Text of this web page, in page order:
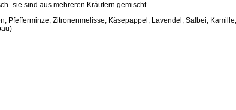
sie sind aus mehreren Kräutern gemischt.
Pfefferminze, Zitronenmelisse, Käsepappel, Lavendel, Salbei,